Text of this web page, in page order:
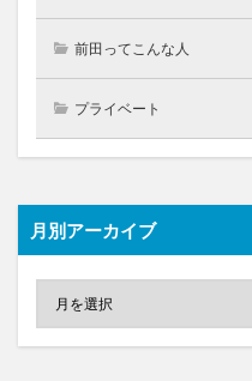
前田ってこんな人
プライベート
月別アーカイブ